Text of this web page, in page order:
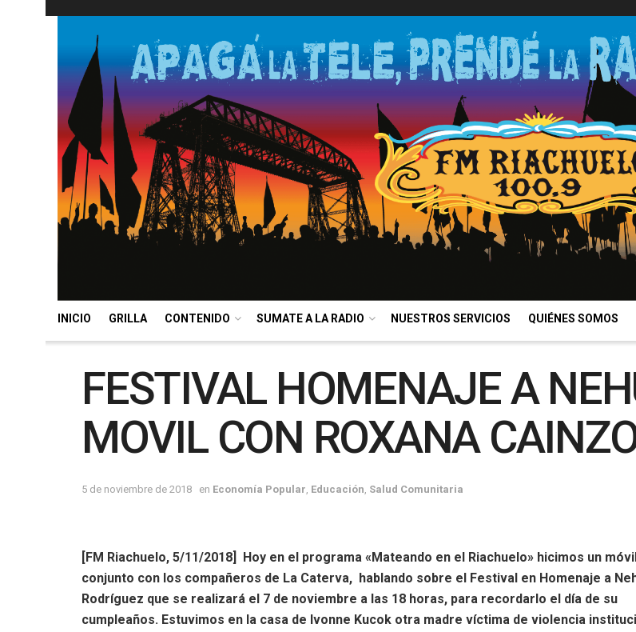
INICIO GRILLA CONTENIDO SUMATE A LA RADIO NUESTROS SERVICIOS QUIÉNES SOMOS
FESTIVAL HOMENAJE A
MOVIL CON ROXANA
5 de noviembre de 2018 en Economía Popular, Educación, Salud Comunitaria
[FM Riachuelo, 5/11/2018] Hoy en el programa «Mateando en el Riachuelo» hicimos un móvil
conjunto con los compañeros de La Caterva, hablando sobre el Festival en Homenaje a
Rodríguez que se realizará el 7 de noviembre a las 18 horas, para recordarlo el día de su
cumpleaños. Estuvimos en la casa de Ivonne Kucok otra madre víctima de violencia